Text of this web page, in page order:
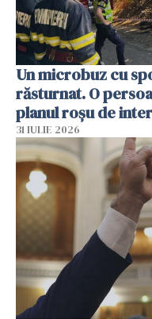
Un microbuz cu
răsturnat. O
planul roșu de
31 IULIE 2026